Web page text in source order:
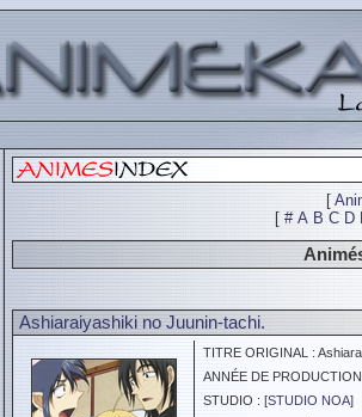
[
[ # A B C D
Ashiaraiyashiki no Juunin-tachi.
TITRE ORIGINAL :
ANNÉE DE
STUDIO : [STUDIO NOA]